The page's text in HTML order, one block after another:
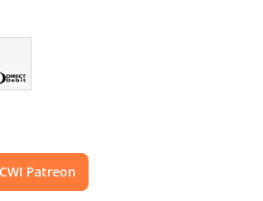
Patreon